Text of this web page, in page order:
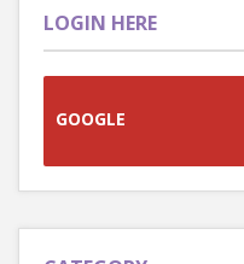
LOGIN HERE
GOOGLE